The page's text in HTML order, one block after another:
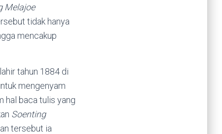
Melajoe
tidak hanya
mencakup
tahun 1884 di
mengenyam
hal baca tulis yang
Soenting
tersebut ia